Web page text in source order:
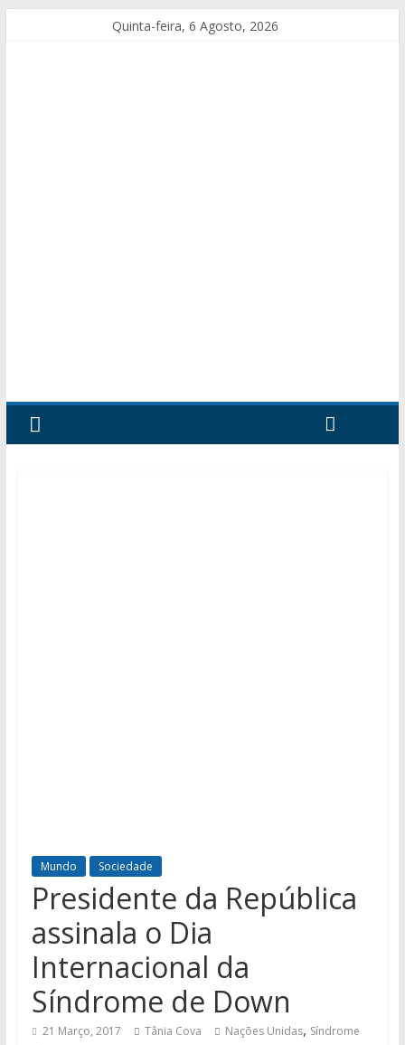
Quinta-feira, 6 Agosto, 2026
Mundo Sociedade
Presidente da República
assinala o Dia
Internacional da
Síndrome de Down
21 Março, 2017 Tânia Cova Nações Unidas, Síndrome